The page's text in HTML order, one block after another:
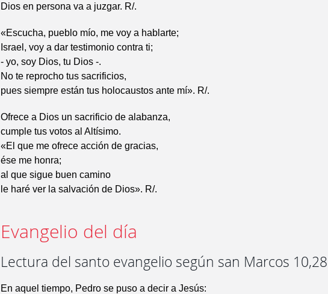
Dios en persona va a juzgar. R/.
«Escucha, pueblo mío, me voy a hablarte;
Israel, voy a dar testimonio contra ti;
- yo, soy Dios, tu Dios -.
No te reprocho tus sacrificios,
pues siempre están tus holocaustos ante mí». R/.
Ofrece a Dios un sacrificio de alabanza,
cumple tus votos al Altísimo.
«El que me ofrece acción de gracias,
ése me honra;
al que sigue buen camino
le haré ver la salvación de Dios». R/.
Evangelio del día
Lectura del santo evangelio según san Marcos
En aquel tiempo, Pedro se puso a decir a Jesús: